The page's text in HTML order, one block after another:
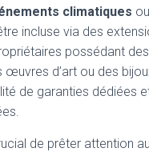
climatiques
incluse via des
possédant
œuvres d’art ou des
de garanties dédiées
de prêter attention